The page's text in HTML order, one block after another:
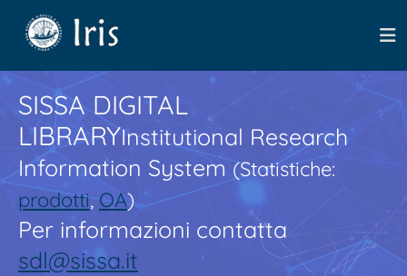
SISSA DIGITAL
LIBRARYInstitutional Research
Information System(Statistiche:
prodotti,OA)
Per informazioni contatta
sdl@sissa.it